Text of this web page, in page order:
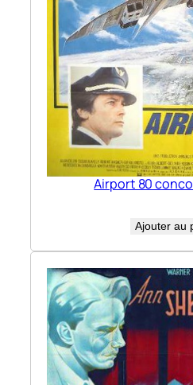
Airport 80
Ajouter au